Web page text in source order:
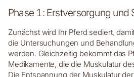
Phase 1: Erstversorgung und
Zunächst wird Ihr Pferd sediert,
die Untersuchungen und
werden. Gleichzeitig bekommt das
Medikamente, die die Muskulatur
Die Entspannung der Muskulatur